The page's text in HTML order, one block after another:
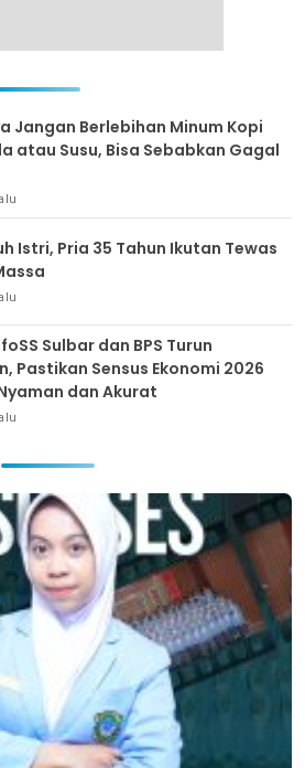
Jangan Berlebihan Minum Kopi
atau Susu, Bisa Sebabkan Gagal
Istri, Pria 35 Tahun Ikutan Tewas
Sulbar dan BPS Turun
Pastikan Sensus Ekonomi 2026
dan Akurat